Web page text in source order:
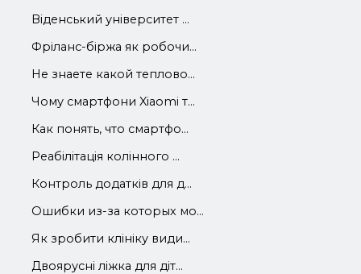
Віденський університет ...
Фріланс-біржа як робочи...
Не знаете какой теплово...
Чому смартфони Xiaomi т...
Как понять, что смартфо...
Реабілітація колінного ...
Контроль додатків для д...
Ошибки из-за которых мо...
Як зробити клініку види...
Двоярусні ліжка для діт...